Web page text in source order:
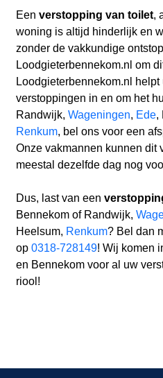
Een verstopping van toilet,
woning is altijd hinderlijk en
zonder de vakkundige
Loodgieterbennekom.nl om
Loodgieterbennekom.nl
verstoppingen in en om het
Randwijk, Wageningen, Ede,
Renkum, bel ons voor een
Onze vakmannen kunnen dit
meestal dezelfde dag nog
Dus, last van een
Bennekom of Randwijk,
Heelsum, Renkum? Bel dan
op 0318-728149! Wij komen
en Bennekom voor al uw
riool!